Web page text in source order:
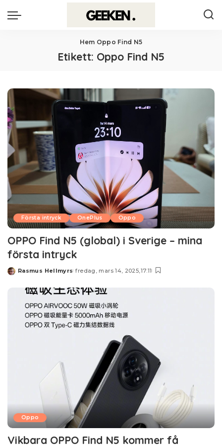
Hem Oppo Find N5
Etikett: Oppo Find N5
Första intryck OnePlus Oppo
OPPO Find N5 (global) i Sverige – mina
första intryck
Posted
Rasmus Hellmyrs fredag, mars 14, 2025,17:11
Oppo
Vikbara OPPO Find N5 kommer få